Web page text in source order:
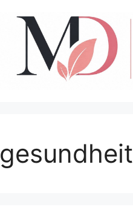
gesundheit